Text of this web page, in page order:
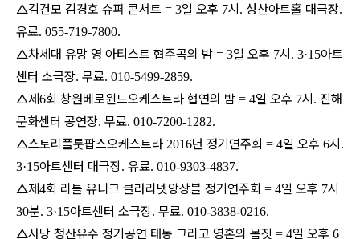
△김건모 김경호 슈퍼 콘서트 = 3일 오후 7시 . 성산아트홀 대극장.
유료. 055-719-7800.
△차세대 유망 영 아티스트 협주곡의 밤 = 3일 오후 7시 . 3·15아트
센터 소극장. 무료. 010-5499-2859.
△제6회 창원베로윈드오케스트라 협연의 밤 = 4일 오후 7시 . 진해
문화센터 공연장. 무료. 010-7200-1282.
△스토리플룻팝스오케스트라 2016년 정기연주회 = 4일 오후 6시 .
3·15아트센터 대극장. 유료. 010-9303-4837.
△제4회 리틀 유니크 클라리넷앙상블 정기연주회 = 4일 오후 7시
30분. 3·15아트센터 소극장. 무료. 010-3838-0216.
△사당 청산유수 정기공연 태동 그리고 영혼의 몸짓 = 4일 오후 6